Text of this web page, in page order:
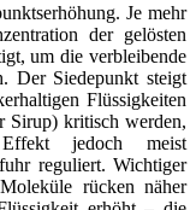
Je mehr
der gelösten
um die verbleibende
Der Siedepunkt steigt
Flüssigkeiten
Sirup) kritisch werden,
jedoch meist
reguliert. Wichtiger
rücken näher